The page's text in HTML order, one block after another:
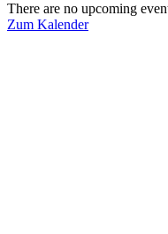
There are no upcoming
Zum Kalender